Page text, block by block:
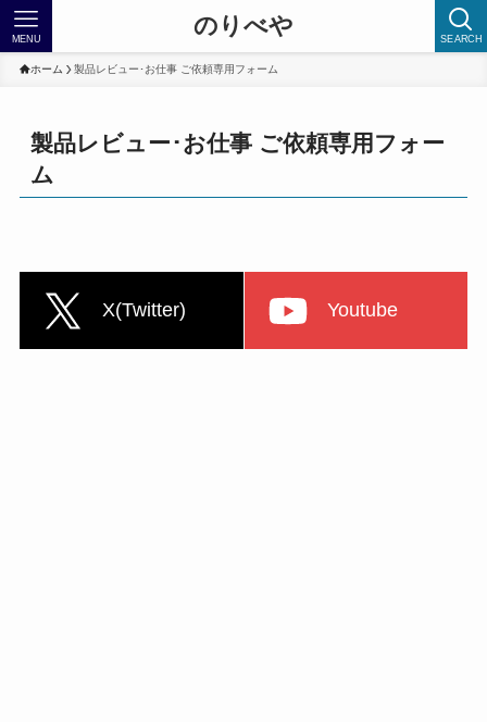
のりべや SEARCH
MENU
ホーム 製品レビュー･お仕事 ご依頼専用フォーム
製品レビュー･お仕事 ご依頼専用フォー
ム
X(Twitter) Youtube